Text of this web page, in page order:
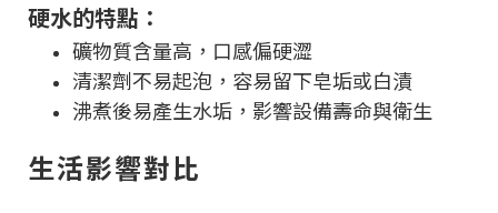
硬水的特點：
礦物質含量高，口感偏硬澀
清潔劑不易起泡，容易留下皂垢或白漬
沸煮後易產生水垢，影響設備壽命與衛生
生活影響對比